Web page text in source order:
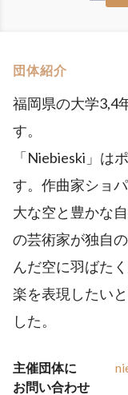
団体紹介
福岡県の大学3,4
す。
「Niebieski」は
す。作曲家ショ
大な空と豊かな
の芸術家が独自
んだ空に羽ばた
楽を表現したい
した。
主催団体に
お問い合わせ